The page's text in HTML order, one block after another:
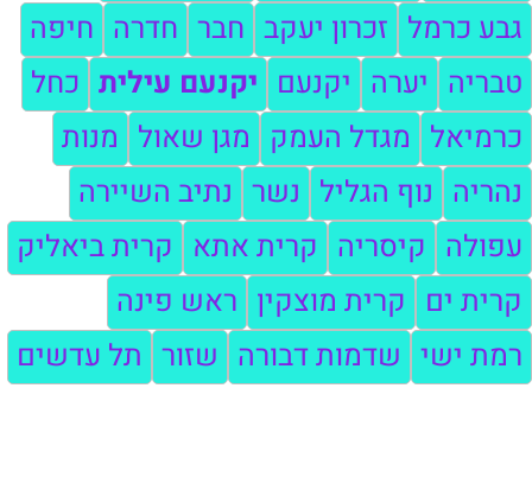
גבע כרמל זכרון יעקב חבר חדרה חיפה
טבריה יערה יקנעם יקנעם עילית כחל
כרמיאל מגדל העמק מגן שאול מנות
נהריה נוף הגליל נשר נתיב השיירה
עפולה קיסריה קרית אתא קרית ביאליק
קרית ים קרית מוצקין ראש פינה
רמת ישי שדמות דבורה שזור תל עדשים